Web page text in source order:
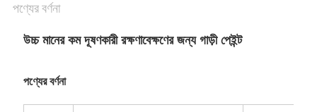
গোপনীয়তা
নীতি
পণ্যের বর্ণনা
উচ্চ মানের কম দূষণকারী রক্ষণাবেক্ষণের জন্য গাড়ী পেইন্ট
পণ্যের বর্ণনা